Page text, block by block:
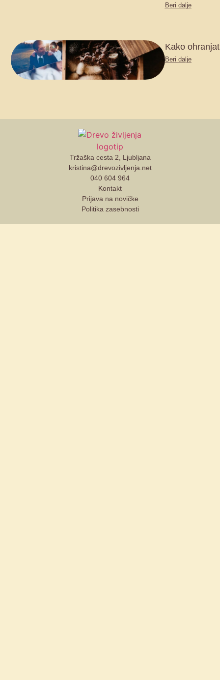
Beri dalje
Kako
Beri dalje
Tržaška cesta 2, Ljubljana
kristina@drevozivljenja.net
040 604 964
Kontakt
Prijava na novičke
Politika zasebnosti